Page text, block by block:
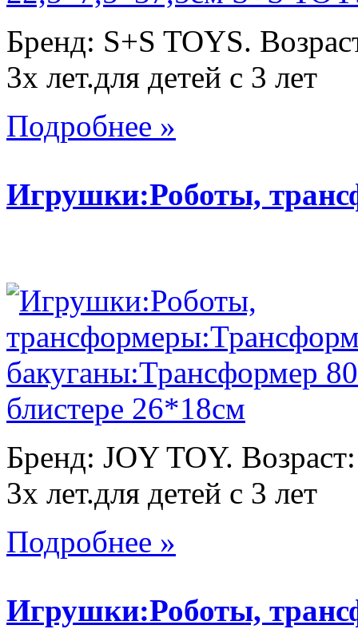
Бренд: S+S TOYS.
3х лет.для детей с 3 лет
Подробнее »
Игрушки:Роботы,
Бренд: JOY TOY.
3х лет.для детей с 3 лет
Подробнее »
Игрушки:Роботы,